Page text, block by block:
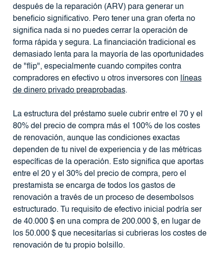
después de la reparación (ARV) para generar un
beneficio significativo. Pero tener una gran oferta no
significa nada si no puedes cerrar la operación de
forma rápida y segura. La financiación tradicional es
demasiado lenta para la mayoría de las oportunidades
de "flip", especialmente cuando compites contra
compradores en efectivo u otros inversores con
líneas
de dinero privado preaprobadas.
La estructura del préstamo suele cubrir entre el 70 y el
80% del precio de compra más el 100% de los costes
de renovación, aunque las condiciones exactas
dependen de tu nivel de experiencia y de las métricas
específicas de la operación. Esto significa que aportas
entre el 20 y el 30% del precio de compra, pero el
prestamista se encarga de todos los gastos de
renovación a través de un proceso de desembolsos
estructurado. Tu requisito de efectivo inicial podría ser
de 40.000 $ en una compra de 200.000 $, en lugar de
los 50.000 $ que necesitarías si cubrieras los costes de
renovación de tu propio bolsillo.